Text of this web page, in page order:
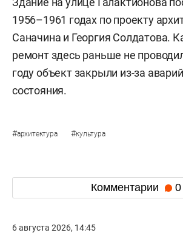
1956–1961 годах по проекту
Саначина и Георгия Солдатова.
ремонт здесь раньше не
году объект закрыли из-за
состояния.
#архитектура #культура
Комментарии 0
6 августа 2026, 14:45